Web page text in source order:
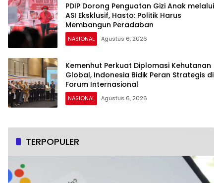
PDIP Dorong Penguatan Gizi Anak melalui
ASI Eksklusif, Hasto: Politik Harus
Membangun Peradaban
NASIONAL Agustus 6, 2026
Kemenhut Perkuat Diplomasi Kehutanan
Global, Indonesia Bidik Peran Strategis di
Forum Internasional
NASIONAL Agustus 6, 2026
TERPOPULER